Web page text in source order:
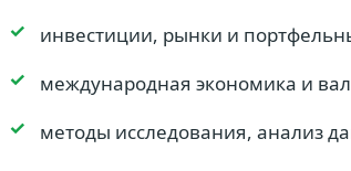
инвестиции, рынки и
международная экономика и
методы исследования, анализ